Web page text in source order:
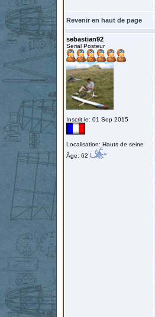
Revenir en haut de page
sebastian92
Serial Posteur
Inscrit le: 01 Sep 2015
Localisation: Hauts de seine
Âge: 62